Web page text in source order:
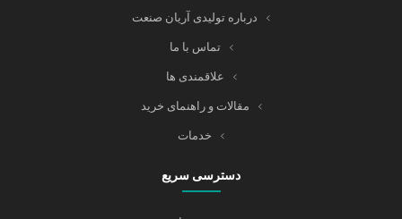
درباره تولیدی آریان صنعت
تماس با ما
علاقمندی ها
مقالات و راهنمای خرید
خدمات
دسترسی سریع